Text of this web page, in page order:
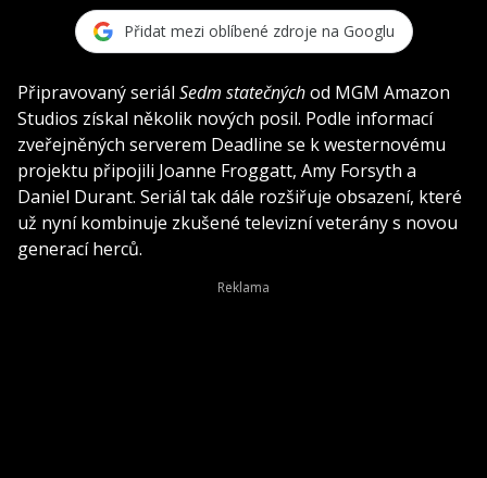
Přidat mezi oblíbené zdroje na Googlu
Připravovaný seriál Sedm statečnýchod MGM Amazon
Studios získal několik nových posil. Podle informací
zveřejněných serverem Deadline se k westernovému
projektu připojili Joanne Froggatt, Amy Forsyth a
Daniel Durant. Seriál tak dále rozšiřuje obsazení, které
už nyní kombinuje zkušené televizní veterány s novou
generací herců.